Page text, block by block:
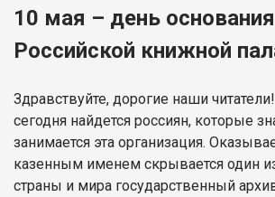
10 мая – день основания
Российской книжной
Здравствуйте, дорогие наши
сегодня найдется россиян, которые
занимается эта организация.
казенным именем скрывается один
страны и мира государственный